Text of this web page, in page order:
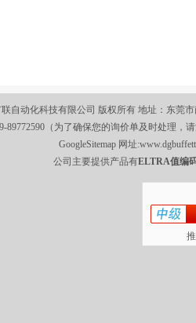
自动化科技有限公司 版权所有 地址：东莞
89772590（为了确保您的询价单及时处理，
GoogleSitemap 网址:
公司主要提供产品有ELTRA值编